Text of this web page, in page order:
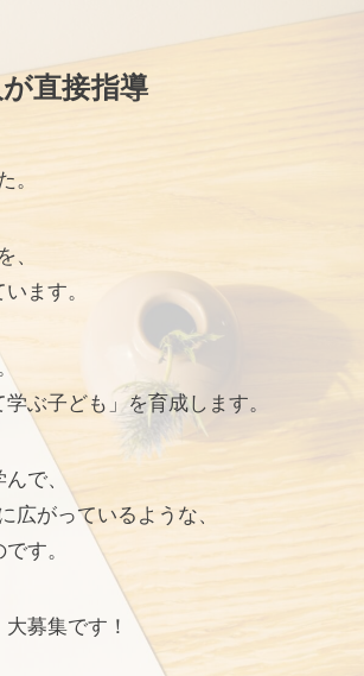
直接指導
。
、
ます。
ぶ子ども」を育成します。
んで、
広がっているような、
す。
募集です！